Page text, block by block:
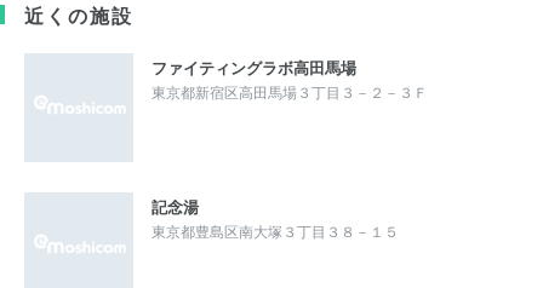
近くの施設
ファイティングラボ高田馬場
東京都新宿区高田馬場３丁目３－２－３Ｆ
記念湯
東京都豊島区南大塚３丁目３８－１５